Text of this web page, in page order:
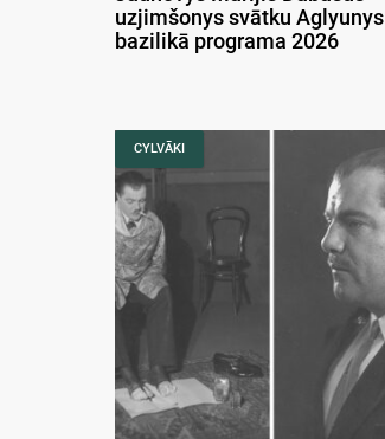
uzjimšonys svātku Aglyunys
bazilikā programa 2026
CYLVĀKI